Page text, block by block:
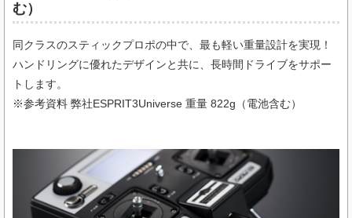
む）
同クラスのスティックプロポの中で、最も軽い重量設計を実現！
ハンドリングに優れたデザインと共に、長時間ドライブをサポー
トします。
※参考資料 弊社ESPRIT3Universe 重量 822g（電池含む）